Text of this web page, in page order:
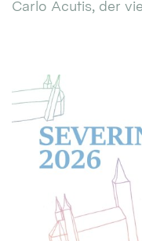
Carlo Acutis, der